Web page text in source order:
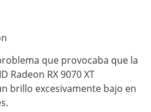
que provocaba que la
Radeon RX 9070 XT
brillo excesivamente bajo en